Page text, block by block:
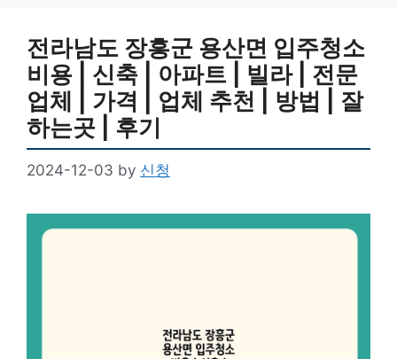
전라남도 장흥군 용산면 입주청소
비용 | 신축 | 아파트 | 빌라 | 전문
업체 | 가격 | 업체 추천 | 방법 | 잘
하는곳 | 후기
2024-12-03 by 신청